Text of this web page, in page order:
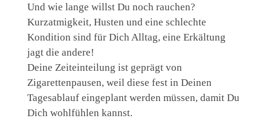
Und wie lange willst Du noch rauchen?
Kurzatmigkeit, Husten und eine schlechte
Kondition sind für Dich Alltag, eine Erkältung
jagt die andere!
Deine Zeiteinteilung ist geprägt von
Zigarettenpausen, weil diese fest in Deinen
Tagesablauf eingeplant werden müssen, damit Du
Dich wohlfühlen kannst.